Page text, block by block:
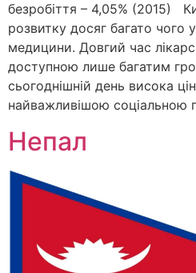
безробіття – 4,05% (2015)
розвитку досяг багато чого
медицини. Довгий час
доступною лише багатим
сьогоднішній день висока
найважливішою
Непал